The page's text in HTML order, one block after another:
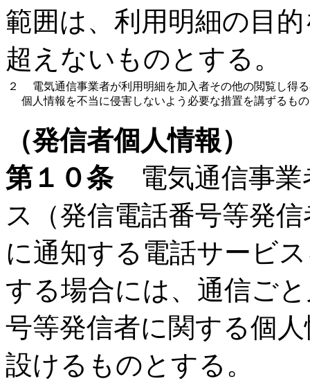
範囲は、利用明細の目
超えないものとする。
２
電気通信事業者が利用明細を加入者その他の閲覧し得
個人情報を不当に侵害しないよう必要な措置を講ずるも
（発信者個人情報）
第１０条電気通信事業
ス（発信電話番号等発
に通知する電話サービ
する場合には、通信ご
号等発信者に関する個
設けるものとする。